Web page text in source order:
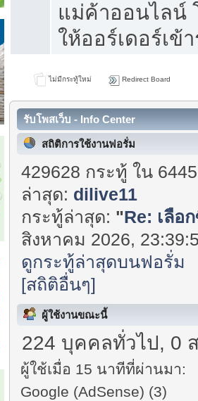
แม่ค้าออนไลน์
ให้ออร์เดอร์เข้
ไม่มีกระทู้ใหม่ Redirect Board
รับโพสเว็บ - Info Center
สถิติการใช้งานฟอรั่ม
429628 กระทู้ ใน
ล่าสุด: dilive11
กระทู้ล่าสุด: "Re: เลือ
สิงหาคม 2026,
ดูกระทู้ล่าสุดบนฟอรั่ม
[สถิติอื่นๆ]
ผู้ใช้งานขณะนี้
224 บุคคลทั่วไป, 0
ผู้ใช้เมื่อ 15 นาทีที่ผ่านมา:
Google (AdSense) (3)